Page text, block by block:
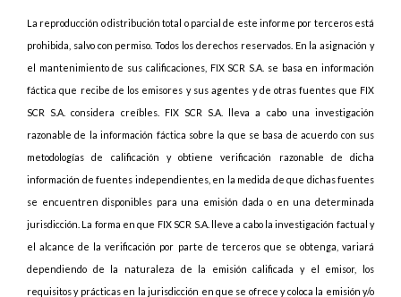
La reproducción o distribución total o parcial de este informe por terceros está
prohibida, salvo con permiso. Todos los derechos reservados. En la asignación y
el mantenimiento de sus calificaciones, FIX SCR S.A. se basa en información
fáctica que recibe de los emisores y sus agentes y de otras fuentes que FIX
SCR S.A. considera creíbles. FIX SCR S.A. lleva a cabo una investigación
razonable de la información fáctica sobre la que se basa de acuerdo con sus
metodologías de calificación y obtiene verificación razonable de dicha
información de fuentes independientes, en la medida de que dichas fuentes
se encuentren disponibles para una emisión dada o en una determinada
jurisdicción. La forma en que FIX SCR S.A. lleve a cabo la investigación factual y
el alcance de la verificación por parte de terceros que se obtenga, variará
dependiendo de la naturaleza de la emisión calificada y el emisor, los
requisitos y prácticas en la jurisdicción en que se ofrece y coloca la emisión y/o